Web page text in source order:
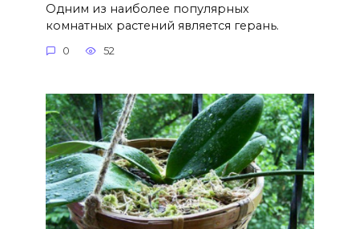
Одним из наиболее популярных
комнатных растений является герань.
0 52